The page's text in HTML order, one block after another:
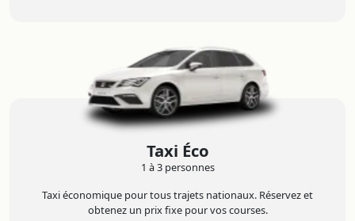
Taxi Éco
1 à 3 personnes
Taxi économique pour tous trajets nationaux. Réservez et
obtenez un prix fixe pour vos courses.